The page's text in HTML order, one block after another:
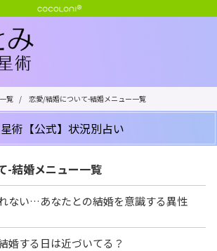
覧 / 恋愛/結婚について-結婚メニュー一覧
術【公式】状況別占い
-結婚メニュー一覧
ない…あなたとの結婚を意識する異性
婚する日は近づいてる？